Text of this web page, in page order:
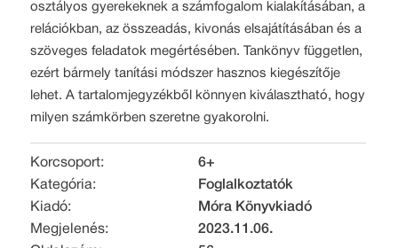
osztályos gyerekeknek a számfogalom kialakításában, a
relációkban, az összeadás, kivonás elsajátításában és a
szöveges feladatok megértésében. Tankönyv független,
ezért bármely tanítási módszer hasznos kiegészítője
lehet. A tartalomjegyzékből könnyen kiválasztható, hogy
milyen számkörben szeretne gyakorolni.
Korcsoport:
6+
Kategória:
Foglalkoztatók
Kiadó:
Móra Könyvkiadó
Megjelenés:
2023.11.06.